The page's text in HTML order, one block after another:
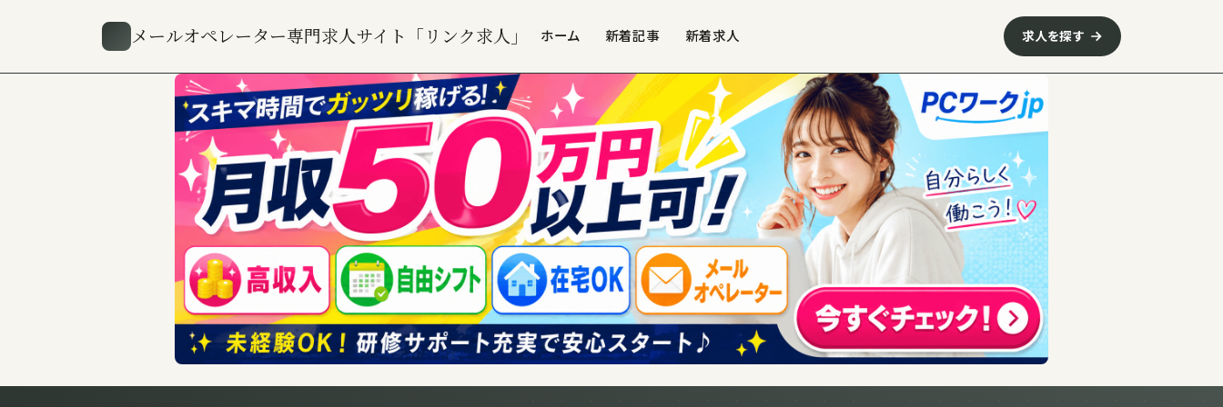
メールオペレーター専門求人サイト「リンク求人」 ホーム 新着記事 新着求人 求人を探す